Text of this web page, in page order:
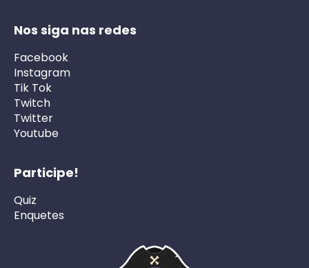
Nos siga nas redes
Facebook
Instagram
Tik Tok
Twitch
Twitter
Youtube
Participe!
Quiz
Enquetes